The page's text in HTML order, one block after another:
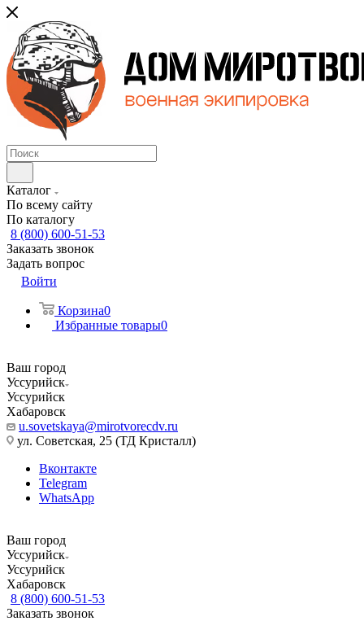
Каталог
По всему сайту
По каталогу
8 (800) 600-51-53
Заказать звонок
Задать вопрос
Войти
Корзина0
Избранные товары0
Ваш город
Уссурийск
Уссурийск
Хабаровск
u.sovetskaya@mirotvorecdv.ru
ул. Советская, 25 (ТД Кристалл)
Вконтакте
Telegram
WhatsApp
Ваш город
Уссурийск
Уссурийск
Хабаровск
8 (800) 600-51-53
Заказать звонок